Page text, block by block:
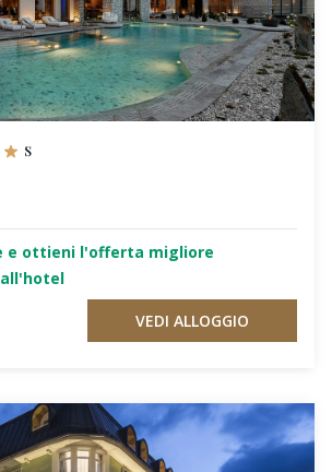
s
e ottieni l'offerta migliore
VEDI ALLOGGIO